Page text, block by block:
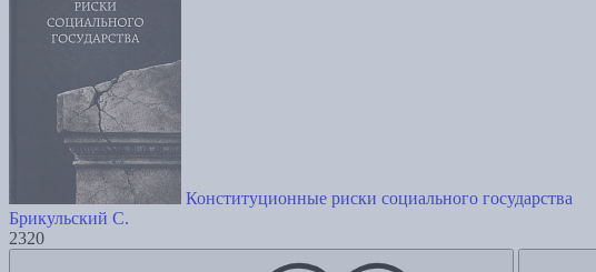
Конституционные риски социального государства
Брикульский С.
2320